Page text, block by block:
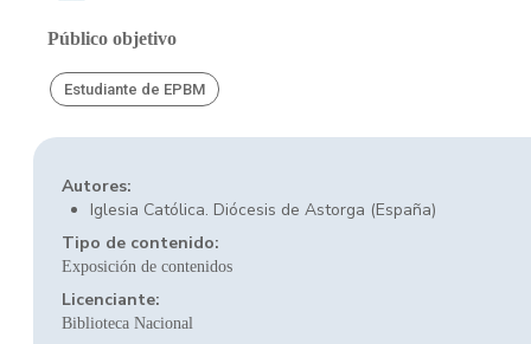
Público objetivo
Estudiante de EPBM
Autores:
Iglesia Católica. Diócesis de Astorga (España)
Tipo de contenido:
Exposición de contenidos
Licenciante:
Biblioteca Nacional